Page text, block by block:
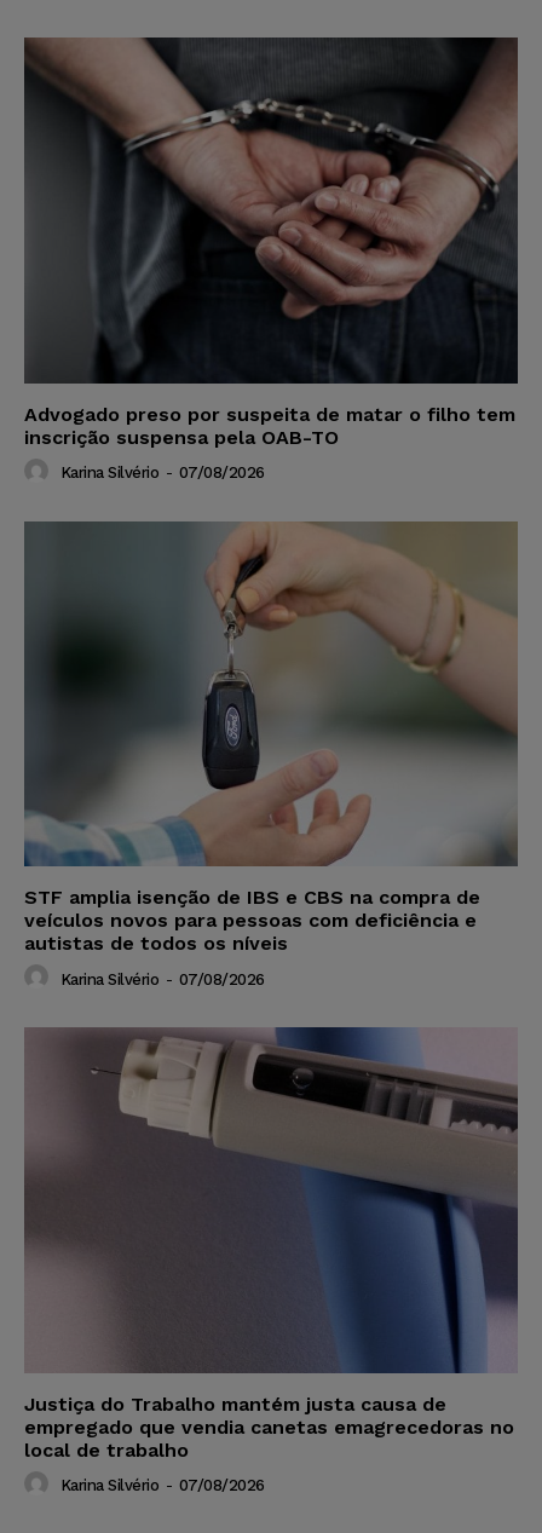
Advogado preso por suspeita de matar o filho tem
inscrição suspensa pela OAB-TO
Karina Silvério - 07/08/2026
STF amplia isenção de IBS e CBS na compra de
veículos novos para pessoas com deficiência e
autistas de todos os níveis
Karina Silvério - 07/08/2026
Justiça do Trabalho mantém justa causa de
empregado que vendia canetas emagrecedoras no
local de trabalho
Karina Silvério - 07/08/2026